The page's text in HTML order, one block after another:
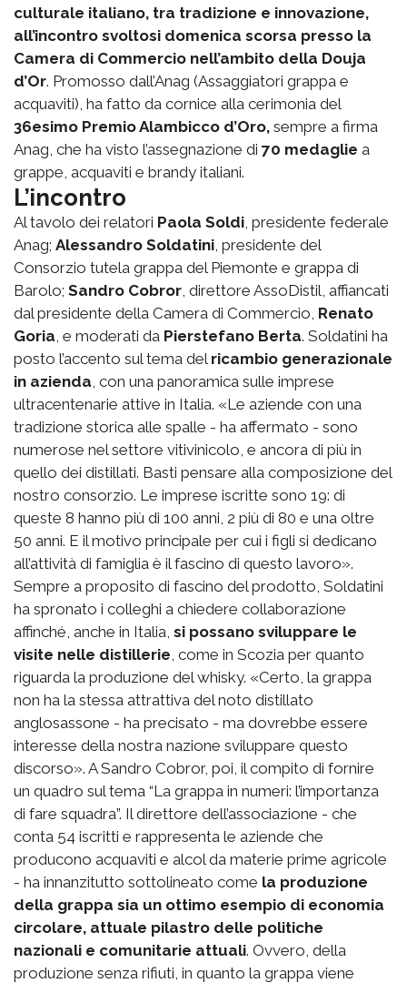
culturale italiano, tra tradizione e innovazione,
all’incontro svoltosi domenica scorsa presso la
Camera di Commercio nell’ambito della Douja
d’Or. Promosso dall’Anag (Assaggiatori grappa e
acquaviti), ha fatto da cornice alla cerimonia del
36esimo Premio Alambicco d’Oro, sempre a firma
Anag, che ha visto l’assegnazione di 70 medaglie a
grappe, acquaviti e brandy italiani.
L’incontro
Al tavolo dei relatori Paola Soldi , presidente federale
Anag; Alessandro Soldatini , presidente del
Consorzio tutela grappa del Piemonte e grappa di
Barolo; Sandro Cobror , direttore AssoDistil, affiancati
dal presidente della Camera di Commercio, Renato
Goria , e moderati da Pierstefano Berta. Soldatini ha
posto l’accento sul tema del ricambio generazionale
in azienda , con una panoramica sulle imprese
ultracentenarie attive in Italia. «Le aziende con una
tradizione storica alle spalle - ha affermato - sono
numerose nel settore vitivinicolo, e ancora di più in
quello dei distillati. Basti pensare alla composizione del
nostro consorzio. Le imprese iscritte sono 19: di
queste 8 hanno più di 100 anni, 2 più di 80 e una oltre
50 anni. E il motivo principale per cui i figli si dedicano
all’attività di famiglia è il fascino di questo lavoro».
Sempre a proposito di fascino del prodotto, Soldatini
ha spronato i colleghi a chiedere collaborazione
affinché, anche in Italia, si possano sviluppare le
visite nelle distillerie , come in Scozia per quanto
riguarda la produzione del whisky. «Certo, la grappa
non ha la stessa attrattiva del noto distillato
anglosassone - ha precisato - ma dovrebbe essere
interesse della nostra nazione sviluppare questo
discorso». A Sandro Cobror, poi, il compito di fornire
un quadro sul tema “La grappa in numeri: l’importanza
di fare squadra”. Il direttore dell’associazione - che
conta 54 iscritti e rappresenta le aziende che
producono acquaviti e alcol da materie prime agricole
- ha innanzitutto sottolineato come la produzione
della grappa sia un ottimo esempio di economia
circolare, attuale pilastro delle politiche
nazionali e comunitarie attuali. Ovvero, della
produzione senza rifiuti, in quanto la grappa viene